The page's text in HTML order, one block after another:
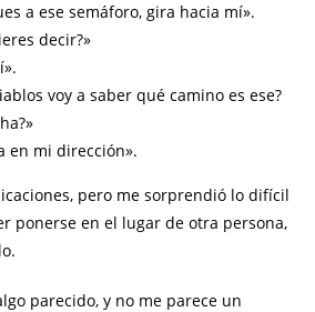
a ese semáforo, gira hacia mí».
decir?»
voy a saber qué camino es ese?
en mi dirección».
pero me sorprendió lo difícil
ponerse en el lugar de otra persona,
parecido, y no me parece un